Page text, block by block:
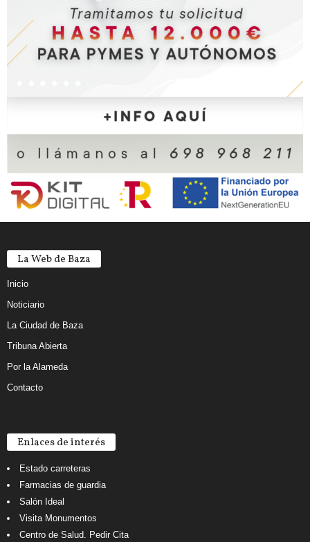
La Web de Baza
Inicio
Noticiario
La Ciudad de Baza
Tribuna Abierta
Por la Alameda
Contacto
Enlaces de interés
Estado carreteras
Farmacias de guardia
Salón Ideal
Visita Monumentos
Centro de Salud. Pedir Cita